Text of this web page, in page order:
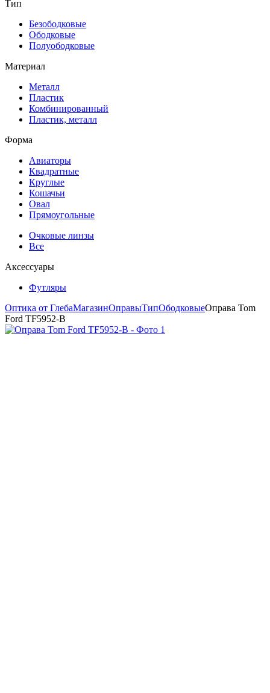
Тип
Безободковые
Ободковые
Полуободковые
Материал
Металл
Пластик
Комбинированный
Пластик, металл
Форма
Авиаторы
Квадратные
Круглые
Кошачьи
Овал
Прямоугольные
Очковые линзы
Все
Аксессуары
Футляры
Оптика от ГлебаМагазинОправыТипОбодковыеОправа Tom
Ford TF5952-B